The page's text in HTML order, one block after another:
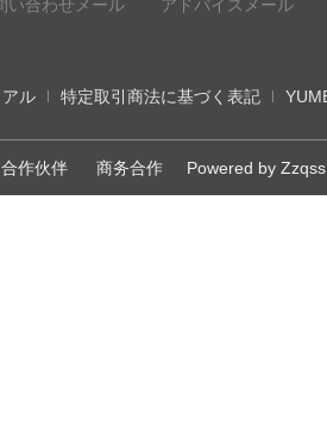
い合わせメール
アドバイスメール
ル 特定取引商法に基づく表記
合作伙伴 商务合作 Powered by